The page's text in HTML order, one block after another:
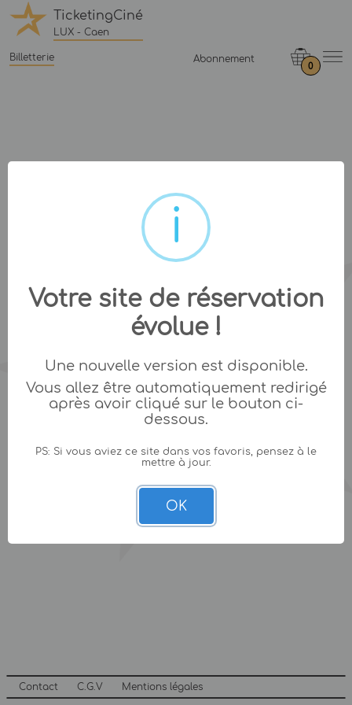
TicketingCiné
LUX - Caen
Billetterie Abonnement
0
Contact C.G.V Mentions légales
Votre site de réservation
évolue !
Une nouvelle version est disponible.
Vous allez être automatiquement redirigé
après avoir cliqué sur le bouton ci-
dessous.
PS: Si vous aviez ce site dans vos favoris, pensez à le
mettre à jour.
OK